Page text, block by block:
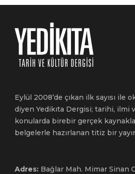
Eylül 2008’de çıkan ilk sayısı ile
diyen Yedikıta Dergisi; tarihi, ilmi
konularda birebir gerçek
belgelerle hazırlanan titiz bir
Adres: Bağlar Mah. Mimar Sinan